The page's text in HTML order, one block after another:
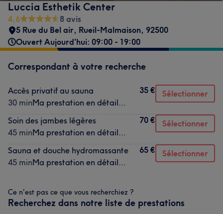
Luccia Esthetik Center
4,6
8 avis
5 Rue du Bel air, Rueil-Malmaison, 92500
Ouvert Aujourd'hui: 09:00 - 19:00
Correspondant à votre recherche
Accès privatif au sauna
30 minMa prestation en détail...
35 € Sélectionner
Soin des jambes légères
45 minMa prestation en détail...
70 € Sélectionner
Sauna et douche hydromassante
45 minMa prestation en détail...
65 € Sélectionner
Ce n'est pas ce que vous recherchiez ?
Recherchez dans notre liste de prestations